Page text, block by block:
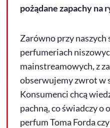
pożądane zapachy na
Zarówno przy naszych
perfumeriach
mainstreamowych, z
obserwujemy zwrot w
Konsumenci chcą
pachną, co świadczy
perfum Toma Forda